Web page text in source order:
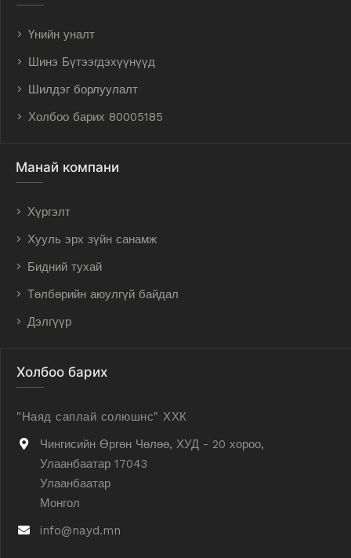
Үнийн уналт
Шинэ Бүтээгдэхүүнүүд
Шилдэг борлуулалт
Холбоо барих 80005185
Манай компани
Хүргэлт
Хууль эрх зүйн санамж
Бидний тухай
Төлбөрийн аюулгүй байдал
Дэлгүүр
Холбоо барих
"Наяд саплай солюшнс" ХХК
Чингисийн Өргөн Чөлөө, ХУД - 20 хороо,
Улаанбаатар 17043
Улаанбаатар
Монгол
info@nayd.mn